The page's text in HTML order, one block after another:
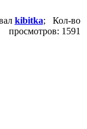
kibitka; Кол-во
просмотров: 1591